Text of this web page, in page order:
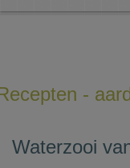
-
Waterzooi